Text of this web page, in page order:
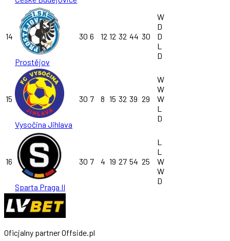
14
Prostějov
30 6 12 12 32 44 30
W
D
D
L
D
15
Vysočina Jihlava
30 7 8 15 32 39 29
W
W
W
L
D
16
Sparta Praga II
30 7 4 19 27 54 25
L
L
W
W
D
Oficjalny partner Offside.pl